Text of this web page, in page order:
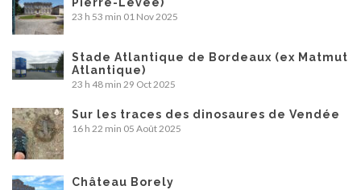
23 h 53 min 01 Nov 2025
Stade Atlantique de Bordeaux (ex Matmut
Atlantique)
23 h 48 min 29 Oct 2025
Sur les traces des dinosaures de Vendée
16 h 22 min 05 Août 2025
Château Borely